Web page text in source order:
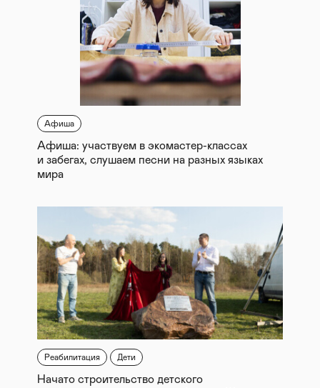
Афиша
Афиша: участвуем в экомастер-классах
и забегах, слушаем песни на разных языках
мира
Реабилитация Дети
Начато строительство детского